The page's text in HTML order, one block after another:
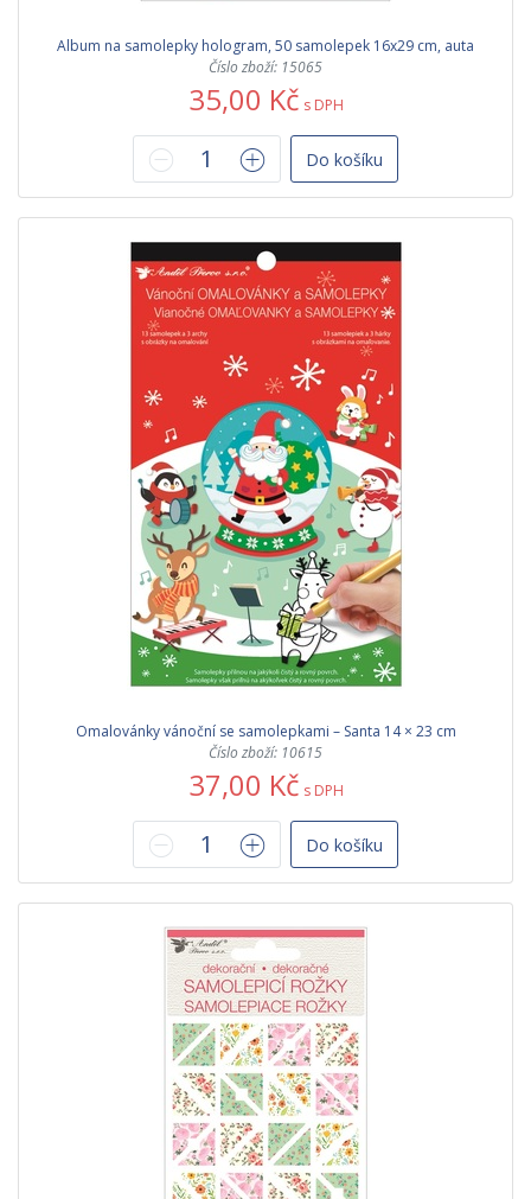
Album na samolepky hologram, 50 samolepek 16x29 cm, auta
Číslo zboží: 15065
35,00 Kč s DPH
Do košíku
Omalovánky vánoční se samolepkami – Santa 14 × 23 cm
Číslo zboží: 10615
37,00 Kč s DPH
Do košíku